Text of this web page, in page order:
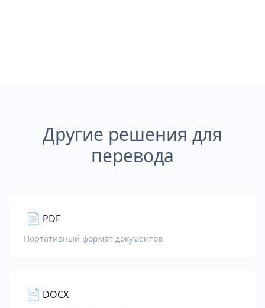
Другие решения для
перевода
📄 PDF
Портативный формат документов
📄 DOCX